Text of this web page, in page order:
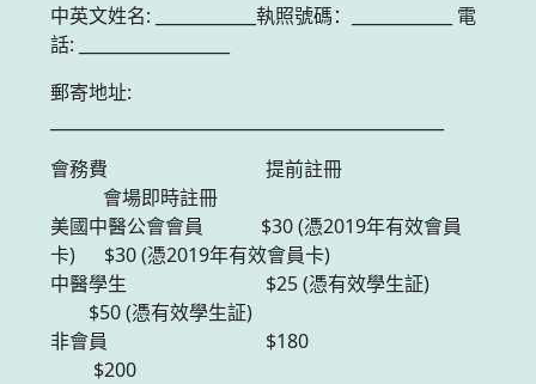
中英文姓名: ____________執照號碼：____________ 電
話: __________________
郵寄地址:
會務費 提前註冊
會場即時註冊
美國中醫公會會員 $30 (憑2019年有效會員
卡) $30 (憑2019年有效會員卡)
中醫學生 $25 (憑有效學生証)
$50 (憑有效學生証)
非會員 $180
$200